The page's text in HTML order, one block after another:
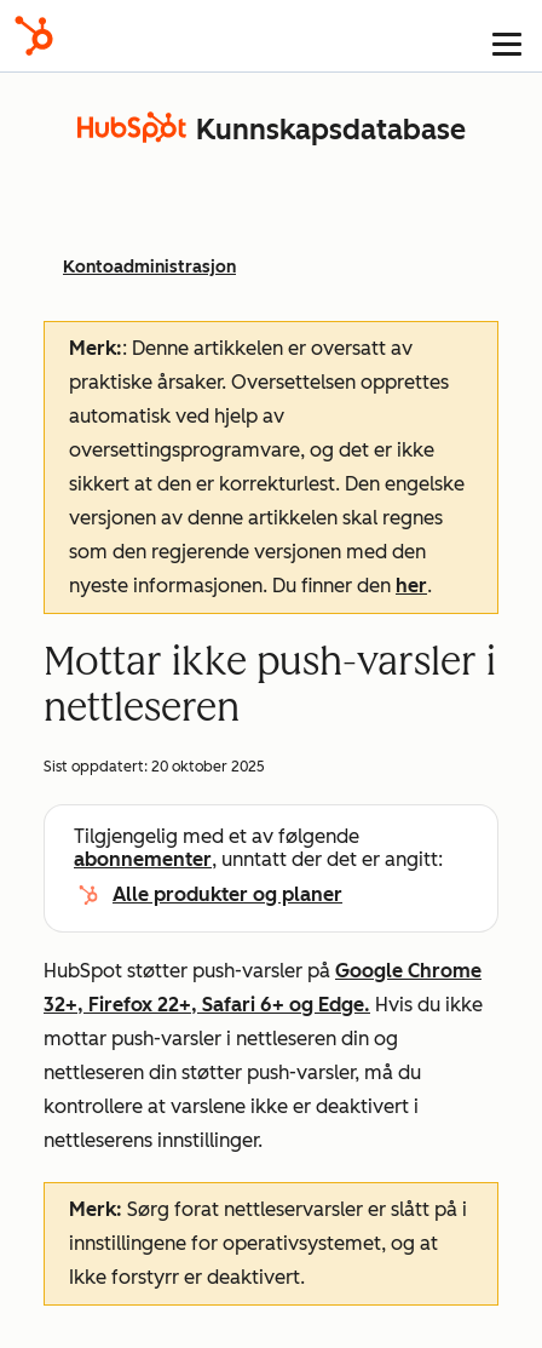
Kunnskapsdatabase
Kontoadministrasjon
Merk:: Denne artikkelen er oversatt av
praktiske årsaker. Oversettelsen opprettes
automatisk ved hjelp av
oversettingsprogramvare, og det er ikke
sikkert at den er korrekturlest. Den engelske
versjonen av denne artikkelen skal regnes
som den regjerende versjonen med den
nyeste informasjonen. Du finner den her.
Mottar ikke push-varsler i
nettleseren
Sist oppdatert: 20 oktober 2025
Tilgjengelig med et av følgende
abonnementer, unntatt der det er angitt:
Alle produkter og planer
HubSpot støtter push-varsler på Google Chrome
32+, Firefox 22+, Safari 6+ og Edge. Hvis du ikke
mottar push-varsler i nettleseren din og
nettleseren din støtter push-varsler, må du
kontrollere at varslene ikke er deaktivert i
nettleserens innstillinger.
Merk: Sørg forat nettleservarsler er slått på i
innstillingene for operativsystemet, og at
Ikke forstyrr er deaktivert.